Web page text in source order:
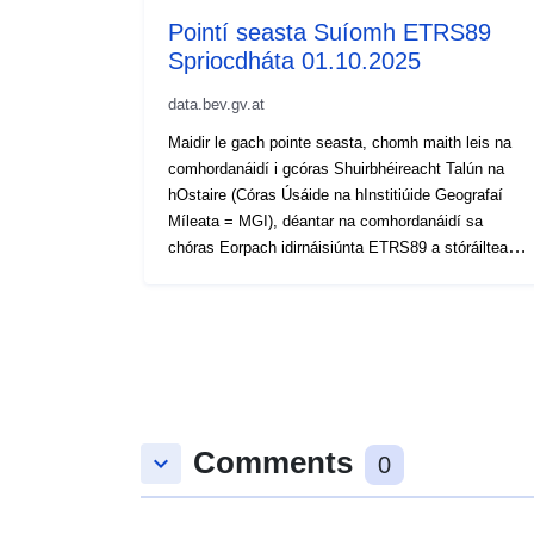
Pointí seasta Suíomh ETRS89
Spriocdháta 01.10.2025
data.bev.gv.at
Maidir le gach pointe seasta, chomh maith leis na
comhordanáidí i gcóras Shuirbhéireacht Talún na
hOstaire (Córas Úsáide na hInstitiúide Geografaí
Míleata = MGI), déantar na comhordanáidí sa
chóras Eorpach idirnáisiúnta ETRS89 a stóráiltear
iad na sonraí ar an lá seo an bunachar sonraí is
cothroime le dáta den fheithicil cheallra-leictreach.
keyboard_arrow_down Comments 0